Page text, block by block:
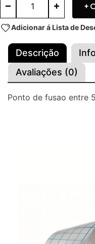
+
Adicionar á Lista de
Descrição
Avaliações (0)
Ponto de fusao entre